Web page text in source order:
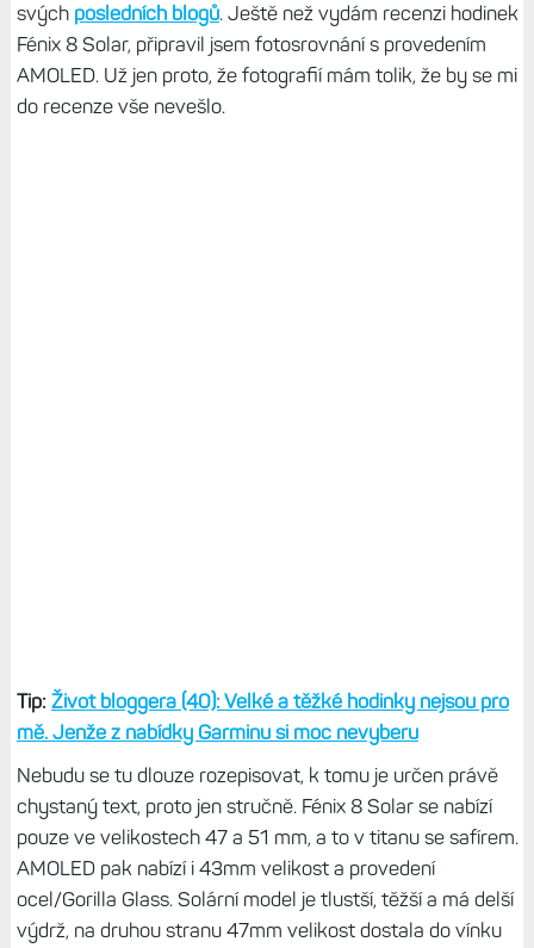
svých posledních blogů. Ještě než vydám recenzi hodinek
Fénix 8 Solar, připravil jsem fotosrovnání s provedením
AMOLED. Už jen proto, že fotografií mám tolik, že by se mi
do recenze vše nevešlo.
Tip: Život bloggera (40): Velké a těžké hodinky nejsou pro
mě. Jenže z nabídky Garminu si moc nevyberu
Nebudu se tu dlouze rozepisovat, k tomu je určen právě
chystaný text, proto jen stručně. Fénix 8 Solar se nabízí
pouze ve velikostech 47 a 51 mm, a to v titanu se safírem.
AMOLED pak nabízí i 43mm velikost a provedení
ocel/Gorilla Glass. Solární model je tlustší, těžší a má delší
výdrž, na druhou stranu 47mm velikost dostala do vínku